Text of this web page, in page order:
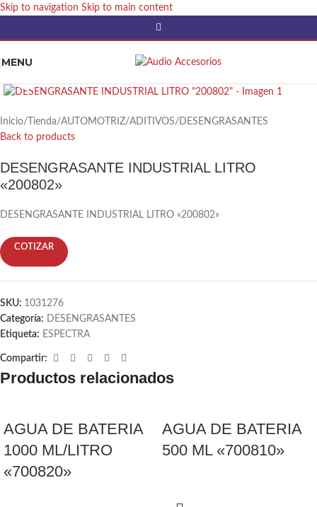
Skip to navigation Skip to main content
MENU
Inicio/ Tienda/AUTOMOTRIZ/ADITIVOS/ DESENGRASANTES
Back to products
DESENGRASANTE INDUSTRIAL LITRO
«200802»
DESENGRASANTE INDUSTRIAL LITRO «200802»
COTIZAR
SKU: 1031276
Categoría: DESENGRASANTES
Etiqueta: ESPECTRA
Compartir:
Productos relacionados
AGUA DE BATERIA
1000 ML/LITRO
«700820»
AGUA DE BATERIA
500 ML «700810»